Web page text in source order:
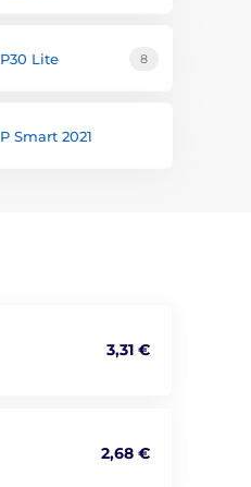
P30 Lite 8
P Smart 2021
3,31 €
2,68 €